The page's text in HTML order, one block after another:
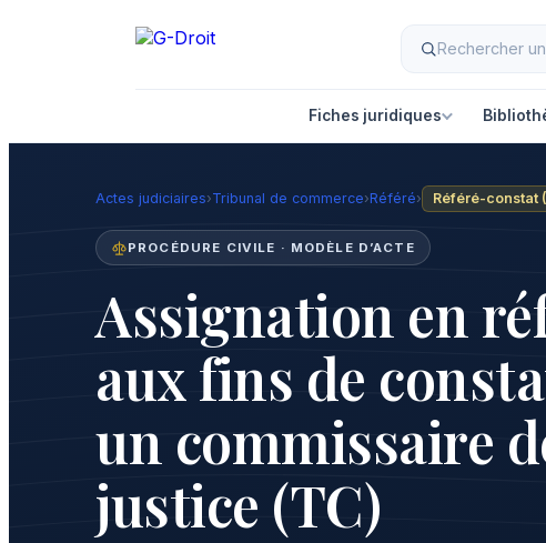
Fiches juridiques
Actes judiciaires›Tribunal de commerce›Référé› Référé-constat
PROCÉDURE CIVILE · MODÈLE D’ACTE
Assignation en
aux fins de
un commissaire
justice (TC)